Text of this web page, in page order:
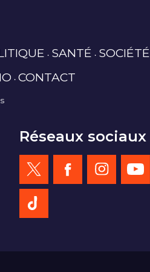
SANTÉ SOCIÉTÉ
CONTACT
Réseaux sociaux